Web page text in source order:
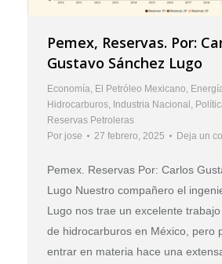
Pemex, Reservas. Por:
Gustavo Sánchez Lugo
Economía, El Petróleo Mexicano,
Hidrocarburos, Industria Nacional ,
Reservas Petroleras
Por jose 27 febrero, 2025 Deja un
Pemex. Reservas Por: Carlos
Lugo Nuestro compañero el
Lugo nos trae un excelente
de hidrocarburos en México, pero
entrar en materia hace una